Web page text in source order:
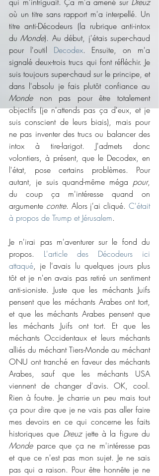
où un titre sans rapport m'a interpellé. Un
titre anti-Décodeurs (la rubrique anti-intox
du Monde). Au début, j'étais super-chaud
pour l'outil Decodex. Ensuite, on m'a
signalé deux-trois trucs qui font réfléchir. Je
suis toujours super-chaud sur le principe, et
Monde non pas pour être totalement
objectifs (je n'attends pas ça d'eux, et je
suis conscient de leurs biais), mais pour
ne pas inventer des trucs ou balancer des
intox à tire-larigot. J'admets donc
volontiers, à présent, que le Decodex, en
l'état, pose certains problèmes. Pour
autant, je suis quand-même méga pour,
du coup ça m'intéresse quand on
argumente contre. Alors j'ai cliqué. C'était
à propos de Trump et Jérusalem.
Je n'irai pas m'aventurer sur le fond du
propos. L'article des Décodeurs ici
attaqué, je l'avais lu quelques jours plus
tôt et je n'en avais pas retiré un sentiment
anti-sioniste. Juste que les méchants Juifs
pensent que les méchants Arabes ont tort,
et que les méchants Arabes pensent que
les méchants Juifs ont tort. Et que les
méchants Occidentaux et leurs méchants
alliés du méchant Tiers-Monde au méchant
ONU ont tranché en faveur des méchants
Arabes, sauf que les méchants USA
viennent de changer d'avis. OK, cool.
Rien à foutre. Je charrie un peu mais tout
ça pour dire que je ne vais pas aller faire
mes devoirs en ce qui concerne les faits
historiques que Dreuz
Monde parce que ça ne m'intéresse pas
et que ce n'est pas mon sujet. Je ne sais
pas qui a raison. Pour être honnête je ne